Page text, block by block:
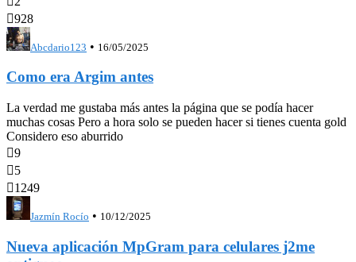
928
Abcdario123 • 16/05/2025
Como era Argim antes
La verdad me gustaba más antes la página que se podía hacer
muchas cosas Pero a hora solo se pueden hacer si tienes cuenta gold
Considero eso aburrido
9
5
1249
Jazmín Rocío • 10/12/2025
Nueva aplicación MpGram para celulares j2me